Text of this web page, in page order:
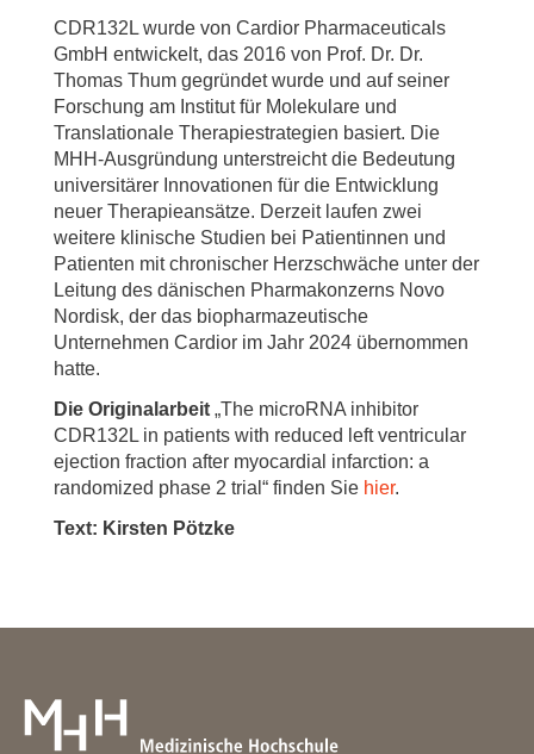
CDR132L wurde von Cardior Pharmaceuticals
GmbH entwickelt, das 2016 von Prof. Dr. Dr.
Thomas Thum gegründet wurde und auf seiner
Forschung am Institut für Molekulare und
Translationale Therapiestrategien basiert. Die
MHH-Ausgründung unterstreicht die Bedeutung
universitärer Innovationen für die Entwicklung
neuer Therapieansätze. Derzeit laufen zwei
weitere klinische Studien bei Patientinnen und
Patienten mit chronischer Herzschwäche unter der
Leitung des dänischen Pharmakonzerns Novo
Nordisk, der das biopharmazeutische
Unternehmen Cardior im Jahr 2024 übernommen
hatte.
Die Originalarbeit „The microRNA inhibitor
CDR132L in patients with reduced left ventricular
ejection fraction after myocardial infarction: a
randomized phase 2 trial“ finden Sie hier.
Text: Kirsten Pötzke